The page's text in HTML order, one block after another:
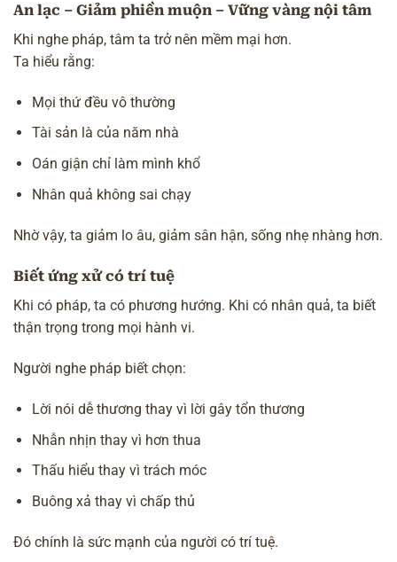
An lạc – Giảm phiền muộn – Vững vàng nội tâm
Khi nghe pháp, tâm ta trở nên mềm mại hơn.
Ta hiểu rằng:
Mọi thứ đều vô thường
Tài sản là của năm nhà
Oán giận chỉ làm mình khổ
Nhân quả không sai chạy
Nhờ vậy, ta giảm lo âu, giảm sân hận, sống nhẹ nhàng hơn.
Biết ứng xử có trí tuệ
Khi có pháp, ta có phương hướng. Khi có nhân quả, ta biết
thận trọng trong mọi hành vi.
Người nghe pháp biết chọn:
Lời nói dễ thương thay vì lời gây tổn thương
Nhẫn nhịn thay vì hơn thua
Thấu hiểu thay vì trách móc
Buông xả thay vì chấp thủ
Đó chính là sức mạnh của người có trí tuệ.